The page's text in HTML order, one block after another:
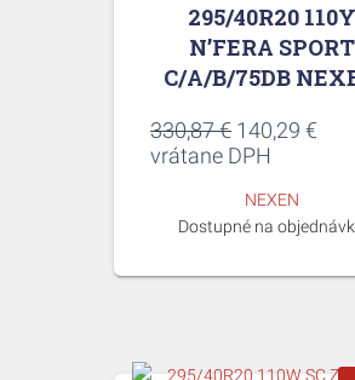
295/40R20 110Y
N’FERA SPORT
C/A/B/75DB
330,87€ Pôvodná
cena
330,87 €.
140,29 €
vrátane DPH
NEXEN
Dostupné na